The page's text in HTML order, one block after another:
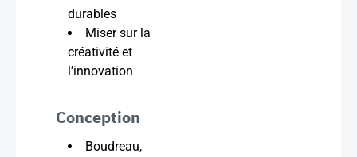
durables
Miser sur la
créativité et
l’innovation
Conception
Boudreau,